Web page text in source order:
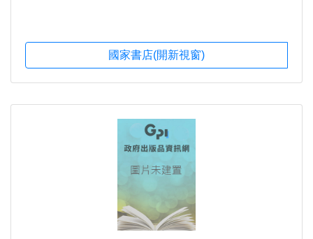
國家書店(開新視窗)